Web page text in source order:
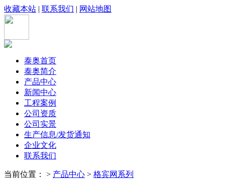
收藏本站 | 联系我们 | 网站地图
泰奥首页
泰奥简介
产品中心
新闻中心
工程案例
公司资质
公司实景
生产信息/发货通知
企业文化
联系我们
当前位置： > 产品中心 > 格宾网系列